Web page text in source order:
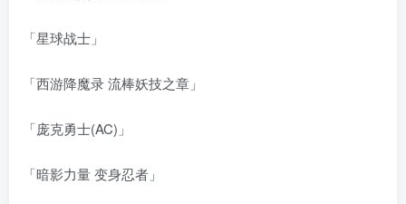
「星球战士」
「西游降魔录 流棒妖技之章」
「庞克勇士(AC)」
「暗影力量 变身忍者」